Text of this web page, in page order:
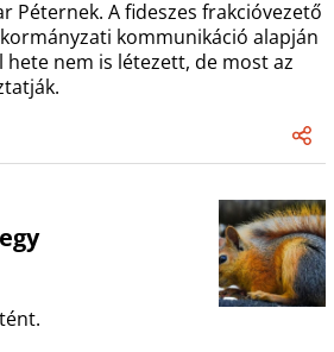
Péternek. A fideszes frakcióvezető
kommunikáció alapján
hete nem is létezett, de most az